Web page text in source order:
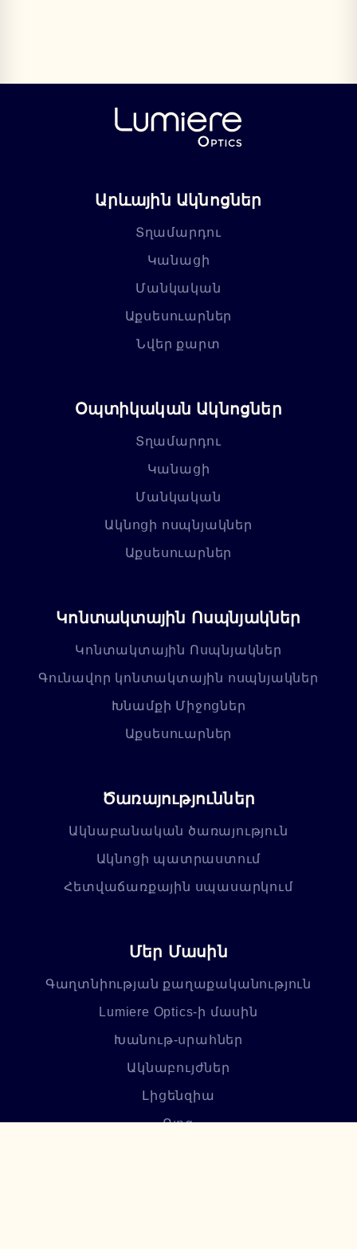
Արևային Ակնոցներ
Տղամարդու
Կանացի
Մանկական
Աքսեսուարներ
Նվեր քարտ
Օպտիկական Ակնոցներ
Տղամարդու
Կանացի
Մանկական
Ակնոցի ոսպնյակներ
Աքսեսուարներ
Կոնտակտային Ոսպնյակներ
Կոնտակտային Ոսպնյակներ
Գունավոր կոնտակտային ոսպնյակներ
Խնամքի Միջոցներ
Աքսեսուարներ
Ծառայություններ
Ակնաբանական ծառայություն
Ակնոցի պատրաստում
Հետվաճառքային սպասարկում
Մեր Մասին
Գաղտնիության քաղաքականություն
Lumiere Optics-ի մասին
Խանութ-սրահներ
Ակնաբույժներ
Լիցենզիա
Բլոգ